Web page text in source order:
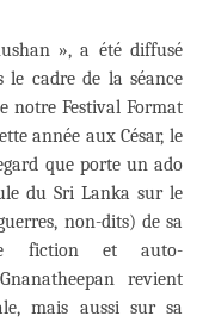
», a été diffusé
le cadre de la séance
notre Festival Format
année aux César, le
que porte un ado
du Sri Lanka sur le
non-dits) de sa
fiction et auto-
revient
mais aussi sur sa